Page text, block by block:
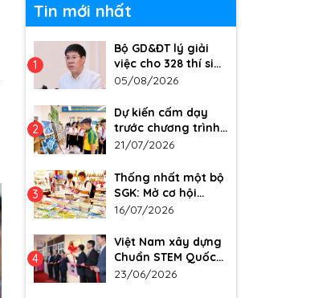
Tin mới nhất
1
Bộ GD&ĐT lý giải
việc cho 328 thí sinh
Tuyên Quang thi
thì không
05/08/2026
2
Dự kiến cấm dạy
trước chương trình,
luyện thi dưới danh
tăng cường"
21/07/2026
3
Thống nhất một bộ
SGK: Mở cơ hội
nâng cao chất
16/07/2026
4
Việt Nam xây dựng
Chuẩn STEM Quốc
gia
23/06/2026